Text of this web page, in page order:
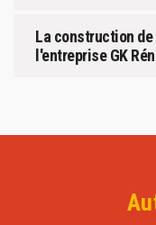
La construction
l'entreprise GK